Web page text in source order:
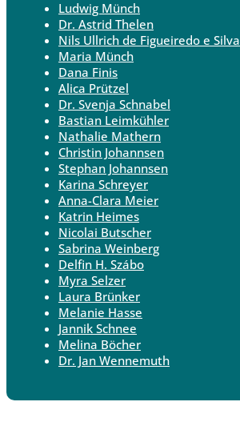
Ludwig Münch
Dr. Astrid Thelen
Nils Ullrich de Figueiredo e Silva
Maria Münch
Dana Finis
Alica Prützel
Dr. Svenja Schnabel
Bastian Leimkühler
Nathalie Mathern
Christin Johannsen
Stephan Johannsen
Karina Schreyer
Anna-Clara Meier
Katrin Heimes
Nicolai Butscher
Sabrina Weinberg
Delfin H. Szábo
Myra Selzer
Laura Brünker
Melanie Hasse
Jannik Schnee
Melina Böcher
Dr. Jan Wennemuth